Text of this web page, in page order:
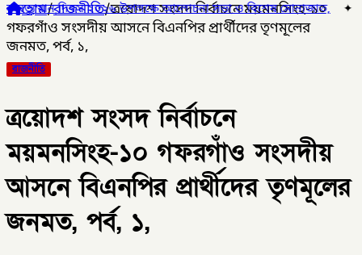
উপলক্ষে আলোচনা সভা ও বিশেষ মোনাজাত,✦গলাচিপায় ১০ পিস
হোম/রাজনীতি/ত্রয়োদশ সংসদ নির্বাচনে ময়মনসিংহ-১০
গফরগাঁও সংসদীয় আসনে বিএনপির প্রার্থীদের তৃণমূলের
জনমত, পর্ব, ১,
রাজনীতি
ত্রয়োদশ সংসদ নির্বাচনে
ময়মনসিংহ-১০ গফরগাঁও সংসদীয়
আসনে বিএনপির প্রার্থীদের তৃণমূলের
জনমত, পর্ব, ১,